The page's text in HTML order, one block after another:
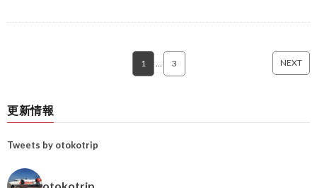
1 3 NEXT
更新情報
Tweets by otokotrip
otokotrip